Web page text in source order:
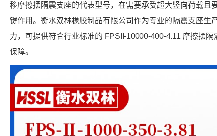
移摩擦摆隔震支座的代表型号，在需要承受超大竖向荷载且
键作用。衡水双林橡胶制品有限公司作为专业的隔震支座生
力，可提供符合行业标准的 FPSII-10000-400-4.11 摩擦摆
保障。